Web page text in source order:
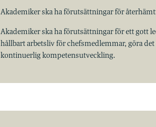
Akademiker ska ha förutsättningar för
Akademiker ska ha förutsättningar för ett gott
hållbart arbetsliv för chefsmedlemmar, göra
kontinuerlig kompetensutveckling.